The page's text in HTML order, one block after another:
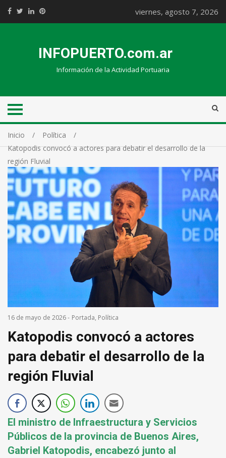
viernes, agosto 7, 2026
INFOPUERTO.com.ar
Información de la Actividad Portuaria
Inicio
Política
Katopodis convocó a actores para debatir el desarrollo de la
región Fluvial
16 de mayo de 2026- Portada, Política
Katopodis convocó a actores
para debatir el desarrollo de la
región Fluvial
El ministro de Infraestructura y Servicios
Públicos de la provincia de Buenos Aires,
Gabriel Katopodis, encabezó junto al